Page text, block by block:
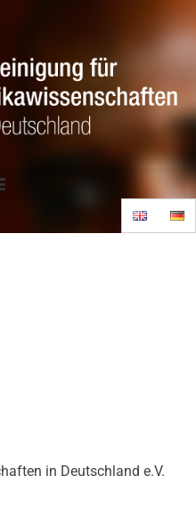
in Deutschland e.V.